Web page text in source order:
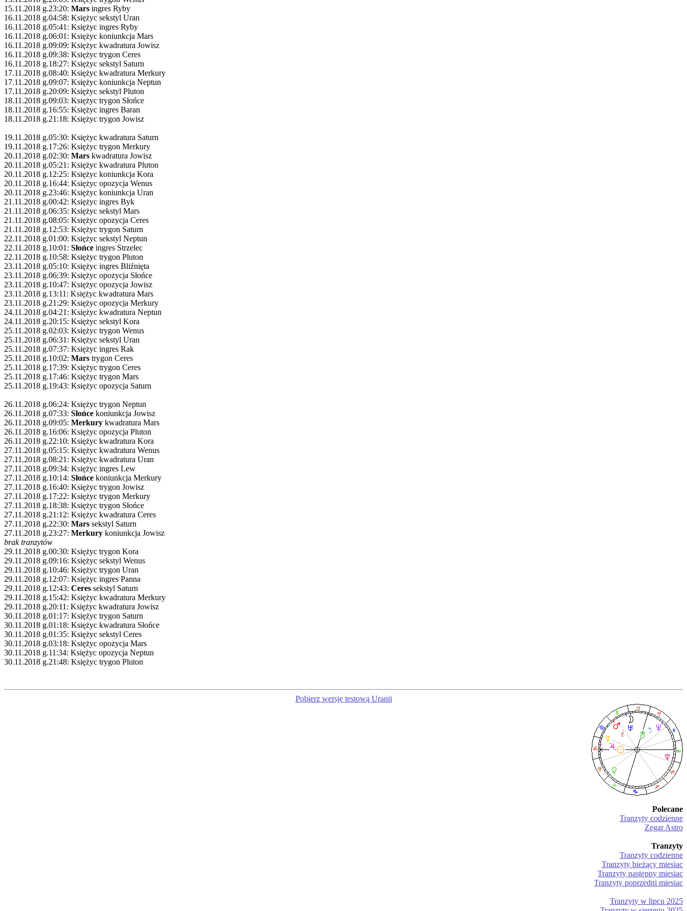
15.11.2018 g.23:20: Mars ingres Ryby
16.11.2018 g.04:58: Księżyc sekstyl Uran
16.11.2018 g.05:41: Księżyc ingres Ryby
16.11.2018 g.06:01: Księżyc koniunkcja Mars
16.11.2018 g.09:09: Księżyc kwadratura Jowisz
16.11.2018 g.09:38: Księżyc trygon Ceres
16.11.2018 g.18:27: Księżyc sekstyl Saturn
17.11.2018 g.08:40: Księżyc kwadratura Merkury
17.11.2018 g.09:07: Księżyc koniunkcja Neptun
17.11.2018 g.20:09: Księżyc sekstyl Pluton
18.11.2018 g.09:03: Księżyc trygon Słońce
18.11.2018 g.16:55: Księżyc ingres Baran
18.11.2018 g.21:18: Księżyc trygon Jowisz
19.11.2018 g.05:30: Księżyc kwadratura Saturn
19.11.2018 g.17:26: Księżyc trygon Merkury
20.11.2018 g.02:30: Mars kwadratura Jowisz
20.11.2018 g.05:21: Księżyc kwadratura Pluton
20.11.2018 g.12:25: Księżyc koniunkcja Kora
20.11.2018 g.16:44: Księżyc opozycja Wenus
20.11.2018 g.23:46: Księżyc koniunkcja Uran
21.11.2018 g.00:42: Księżyc ingres Byk
21.11.2018 g.06:35: Księżyc sekstyl Mars
21.11.2018 g.08:05: Księżyc opozycja Ceres
21.11.2018 g.12:53: Księżyc trygon Saturn
22.11.2018 g.01:00: Księżyc sekstyl Neptun
22.11.2018 g.10:01: Słońce ingres Strzelec
22.11.2018 g.10:58: Księżyc trygon Pluton
23.11.2018 g.05:10: Księżyc ingres Bliźnięta
23.11.2018 g.06:39: Księżyc opozycja Słońce
23.11.2018 g.10:47: Księżyc opozycja Jowisz
23.11.2018 g.13:11: Księżyc kwadratura Mars
23.11.2018 g.21:29: Księżyc opozycja Merkury
24.11.2018 g.04:21: Księżyc kwadratura Neptun
24.11.2018 g.20:15: Księżyc sekstyl Kora
25.11.2018 g.02:03: Księżyc trygon Wenus
25.11.2018 g.06:31: Księżyc sekstyl Uran
25.11.2018 g.07:37: Księżyc ingres Rak
25.11.2018 g.10:02: Mars trygon Ceres
25.11.2018 g.17:39: Księżyc trygon Ceres
25.11.2018 g.17:46: Księżyc trygon Mars
25.11.2018 g.19:43: Księżyc opozycja Saturn
26.11.2018 g.06:24: Księżyc trygon Neptun
26.11.2018 g.07:33: Słońce koniunkcja Jowisz
26.11.2018 g.09:05: Merkury kwadratura Mars
26.11.2018 g.16:06: Księżyc opozycja Pluton
26.11.2018 g.22:10: Księżyc kwadratura Kora
27.11.2018 g.05:15: Księżyc kwadratura Wenus
27.11.2018 g.08:21: Księżyc kwadratura Uran
27.11.2018 g.09:34: Księżyc ingres Lew
27.11.2018 g.10:14: Słońce koniunkcja Merkury
27.11.2018 g.16:40: Księżyc trygon Jowisz
27.11.2018 g.17:22: Księżyc trygon Merkury
27.11.2018 g.18:38: Księżyc trygon Słońce
27.11.2018 g.21:12: Księżyc kwadratura Ceres
27.11.2018 g.22:30: Mars sekstyl Saturn
27.11.2018 g.23:27: Merkury koniunkcja Jowisz
brak tranzytów
29.11.2018 g.00:30: Księżyc trygon Kora
29.11.2018 g.09:16: Księżyc sekstyl Wenus
29.11.2018 g.10:46: Księżyc trygon Uran
29.11.2018 g.12:07: Księżyc ingres Panna
29.11.2018 g.12:43: Ceres sekstyl Saturn
29.11.2018 g.15:42: Księżyc kwadratura Merkury
29.11.2018 g.20:11: Księżyc kwadratura Jowisz
30.11.2018 g.01:17: Księżyc trygon Saturn
30.11.2018 g.01:18: Księżyc kwadratura Słońce
30.11.2018 g.01:35: Księżyc sekstyl Ceres
30.11.2018 g.03:18: Księżyc opozycja Mars
30.11.2018 g.11:34: Księżyc opozycja Neptun
30.11.2018 g.21:48: Księżyc trygon Pluton
Pobierz wersję testową Uranii
Polecane
Tranzyty codzienne
Zegar Astro
Tranzyty
Tranzyty codzienne
Tranzyty bieżący miesiac
Tranzyty następny miesiac
Tranzyty poprzedni miesiac
Tranzyty w lipcu 2025